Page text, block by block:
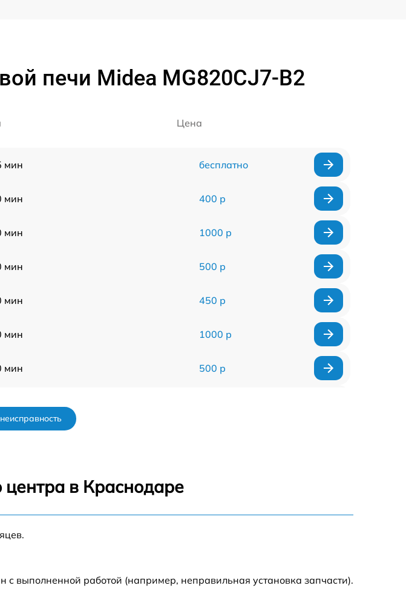
печи Midea MG820CJ7-B2
Цена
мин бесплатно
мин 400 р
мин 1000 р
мин 500 р
мин 450 р
мин 1000 р
мин 500 р
мин
центра в Краснодаре
выполненной работой (например, неправильная установка запчасти).